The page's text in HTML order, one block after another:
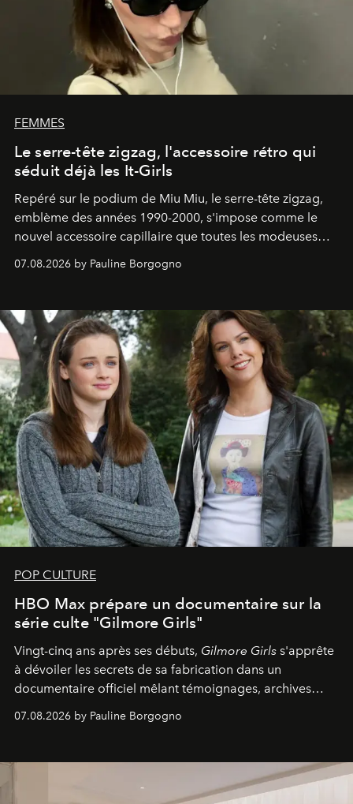
FEMMES
Le serre-tête zigzag, l'accessoire rétro qui
séduit déjà les It-Girls
Repéré sur le podium de Miu Miu, le serre-tête zigzag,
emblème des années 1990-2000, s'impose comme le
nouvel accessoire capillaire que toutes les modeuses
s'arrachent déjà.
07.08.2026 by Pauline Borgogno
POP CULTURE
HBO Max prépare un documentaire sur la
série culte "Gilmore Girls"
Vingt-cinq ans après ses débuts, Gilmore Girls s'apprête
à dévoiler les secrets de sa fabrication dans un
documentaire officiel mêlant témoignages, archives
inédites et plongée dans les coulisses d'un phénomène
générationnel.
07.08.2026 by Pauline Borgogno